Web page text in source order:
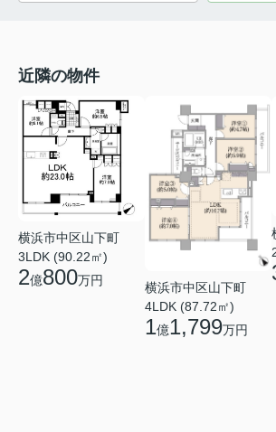
近隣の物件
横浜市中区山下町
3LDK (90.22㎡)
2億800万円
横浜市中区山下町
4LDK (87.72㎡)
1億1,799万円